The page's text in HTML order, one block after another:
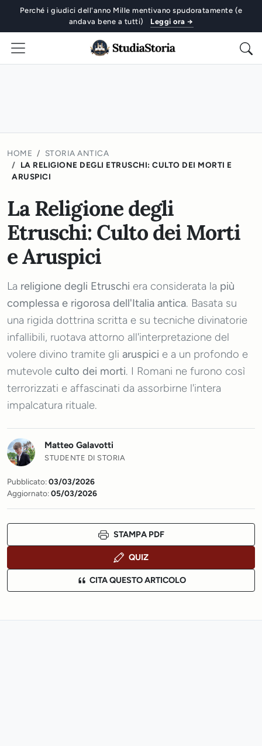
Perché i giudici dell'anno Mille mentivano spudoratamente (e
andava bene a tutti)
Leggi ora →
HOME
STORIA ANTICA
LA RELIGIONE DEGLI ETRUSCHI: CULTO DEI MORTI E
ARUSPICI
La Religione degli
Etruschi: Culto dei Morti
e Aruspici
La religione degli Etruschi era considerata la più
complessa e rigorosa dell'Italia antica. Basata su
una rigida dottrina scritta e su tecniche divinatorie
infallibili, ruotava attorno all'interpretazione del
volere divino tramite gli aruspici e a un profondo e
mutevole culto dei morti. I Romani ne furono così
terrorizzati e affascinati da assorbirne l'intera
impalcatura rituale.
Matteo Galavotti
STUDENTE DI STORIA
Pubblicato:03/03/2026
Aggiornato:05/03/2026
STAMPA PDF
QUIZ
CITA QUESTO ARTICOLO